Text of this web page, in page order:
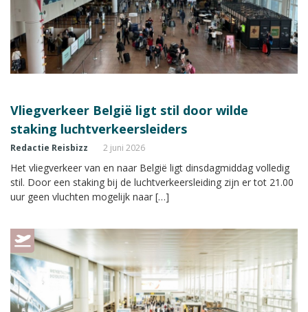
Vliegverkeer België ligt stil door wilde
staking luchtverkeersleiders
Redactie Reisbizz 2 juni 2026
Het vliegverkeer van en naar België ligt dinsdagmiddag volledig
stil. Door een staking bij de luchtverkeersleiding zijn er tot 21.00
uur geen vluchten mogelijk naar […]